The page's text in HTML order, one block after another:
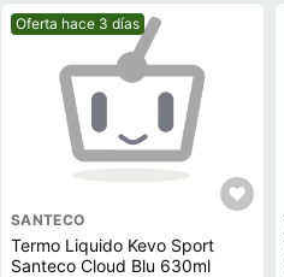
Mejor precio.
Oferta hace 3 días
SANTECO
Termo Liquido Kevo Sport
Santeco Cloud Blu 630ml